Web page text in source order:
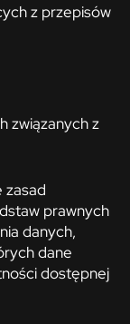
z przepisów
związanych z
zasad
prawnych
danych,
dane
dostępnej